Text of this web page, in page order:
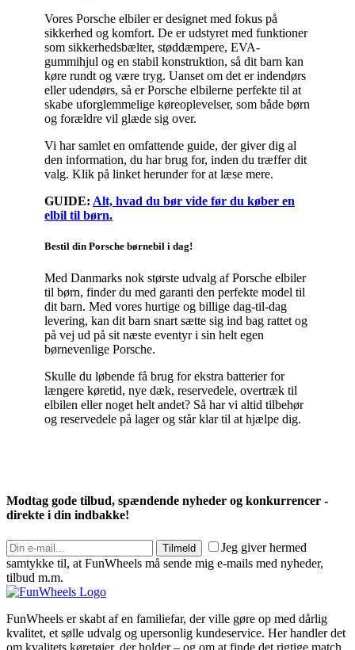
Vores Porsche elbiler er designet med fokus på
sikkerhed og komfort. De er udstyret med funktioner
som sikkerhedsbælter, støddæmpere, EVA-
gummihjul og en stabil konstruktion, så dit barn kan
køre rundt og være tryg. Uanset om det er indendørs
eller udendørs, så er Porsche elbilerne perfekte til at
skabe uforglemmelige køreoplevelser, som både børn
og forældre vil glæde sig over.
Vi har samlet en omfattende guide, der giver dig al
den information, du har brug for, inden du træffer dit
valg. Klik på linket herunder for at læse mere.
GUIDE: Alt, hvad du bør vide før du køber en
elbil til børn.
Bestil din Porsche børnebil i dag!
Med Danmarks nok største udvalg af Porsche elbiler
til børn, finder du med garanti den perfekte model til
dit barn. Med vores hurtige og billige dag-til-dag
levering, kan dit barn snart sætte sig ind bag rattet og
på vej ud på sit næste eventyr i sin helt egen
børnevenlige Porsche.
Skulle du løbende få brug for ekstra batterier for
længere køretid, nye dæk, reservedele, overtræk til
elbilen eller noget helt andet? Så har vi altid tilbehør
og reservedele på lager og står klar til at hjælpe dig.
Modtag gode tilbud, spændende nyheder og konkurrencer -
direkte i din indbakke!
Tilmeld
Jeg giver hermed
samtykke til, at FunWheels må sende mig e-mails med nyheder,
tilbud m.m.
FunWheels er skabt af en familiefar, der ville gøre op med dårlig
kvalitet, et sølle udvalg og upersonlig kundeservice. Her handler det